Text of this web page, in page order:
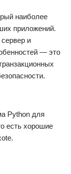
наиболее
приложений.
и
— это
Python для
есть хорошие